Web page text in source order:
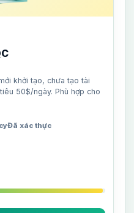
khởi tạo, chưa tạo tài
50$/ngày. Phù hợp cho
Đã xác thực